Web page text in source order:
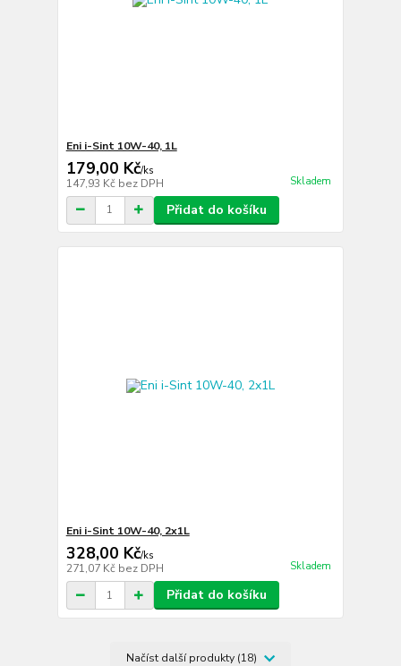
Eni i-Sint 10W-40, 1L
179,00 Kč/ks
147,93 Kč bez DPH Skladem
Přidat do košíku
Eni i-Sint 10W-40, 2x1L
328,00 Kč/ks
271,07 Kč bez DPH Skladem
Přidat do košíku
Načíst další produkty (18)